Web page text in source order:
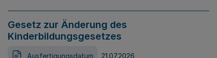
Gesetz zur Änderung des
Kinderbildungsgesetzes
Ausfertigungsdatum 21.07.2026